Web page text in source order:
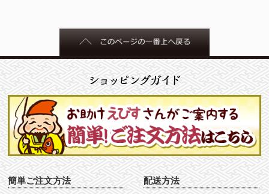
簡単ご注文方法 配送方法